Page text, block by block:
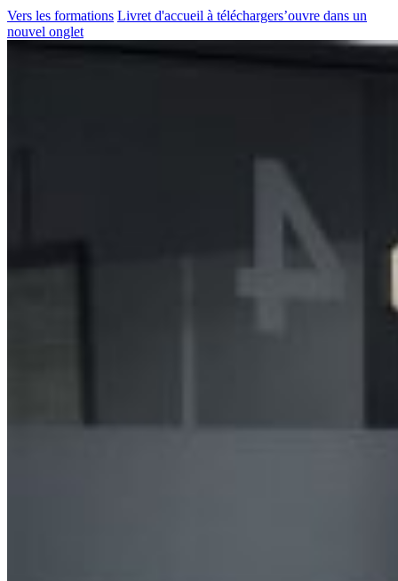
Vers les formations Livret d'accueil à téléchargers’ouvre dans un
nouvel onglet